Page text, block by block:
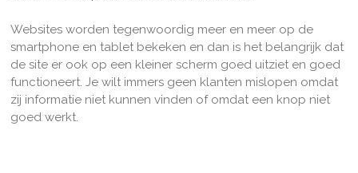
Websites worden tegenwoordig meer en meer op de
smartphone en tablet bekeken en dan is het belangrijk dat
de site er ook op een kleiner scherm goed uitziet en goed
functioneert. Je wilt immers geen klanten mislopen omdat
zij informatie niet kunnen vinden of omdat een knop niet
goed werkt.